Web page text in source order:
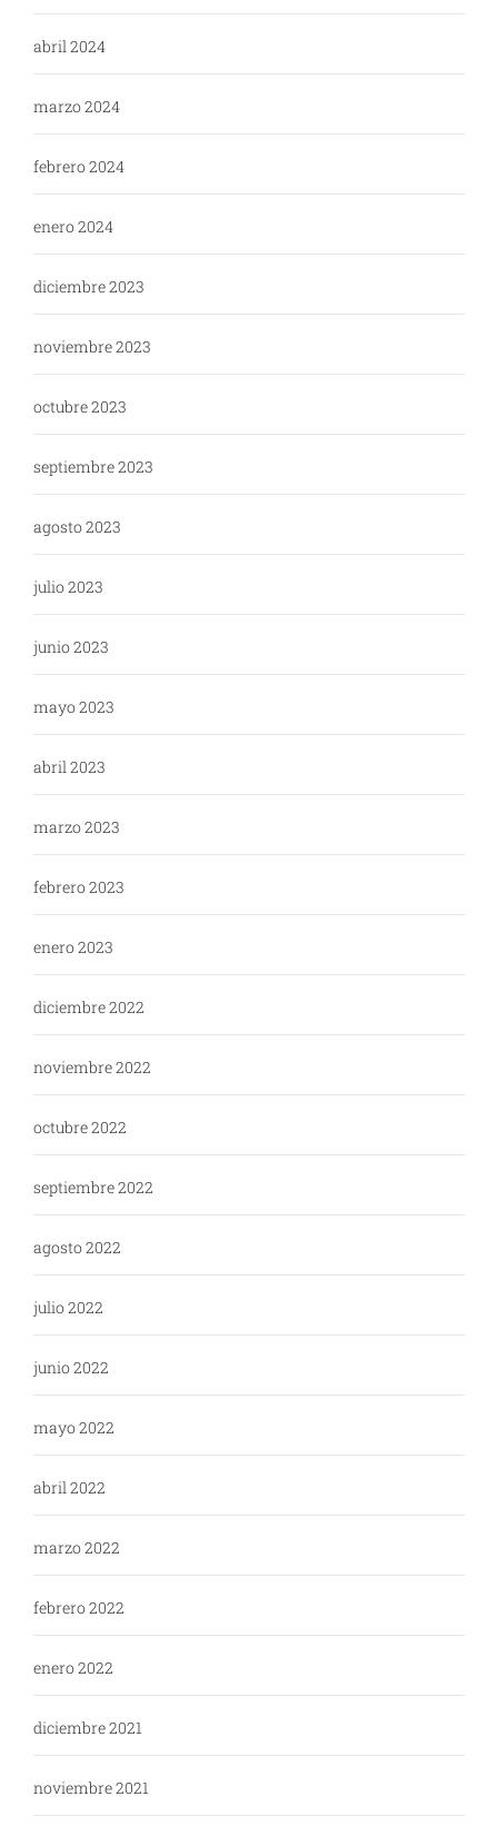
abril 2024
marzo 2024
febrero 2024
enero 2024
diciembre 2023
noviembre 2023
octubre 2023
septiembre 2023
agosto 2023
julio 2023
junio 2023
mayo 2023
abril 2023
marzo 2023
febrero 2023
enero 2023
diciembre 2022
noviembre 2022
octubre 2022
septiembre 2022
agosto 2022
julio 2022
junio 2022
mayo 2022
abril 2022
marzo 2022
febrero 2022
enero 2022
diciembre 2021
noviembre 2021